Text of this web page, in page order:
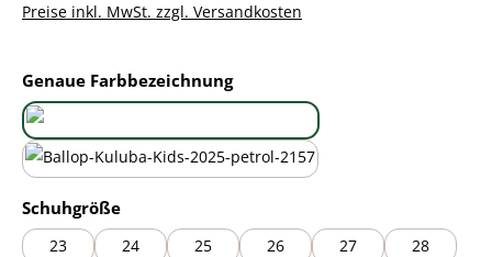
Preise inkl. MwSt. zzgl. Versandkosten
Genaue Farbbezeichnungauswählen
black/green
Schuhgrößeauswählen
23 24 25 26 27
28